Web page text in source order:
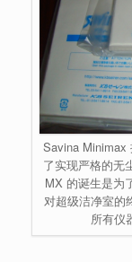
Savina Minimax
了实现严格的无
MX 的诞生是为
对超级洁净室的
所有仪